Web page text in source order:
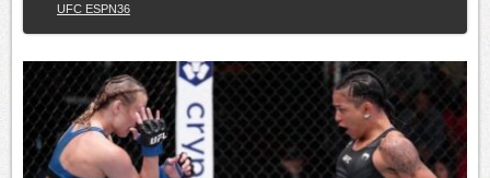
UFC ESPN36